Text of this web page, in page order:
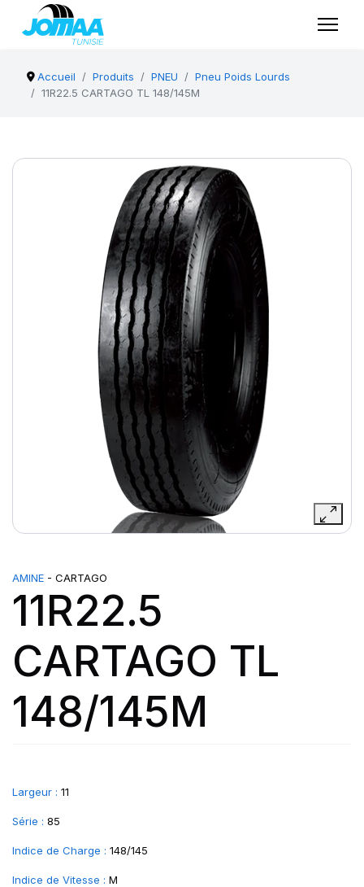
Accueil Produits PNEU
Pneu Poids Lourds
11R22.5 CARTAGO TL 148/145M
AMINE - CARTAGO
11R22.5
CARTAGO TL
148/145M
Largeur : 11
Série : 85
Indice de Charge : 148/145
Indice de Vitesse : M